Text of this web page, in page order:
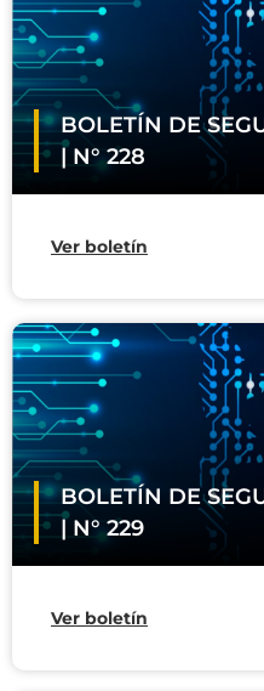
BOLETÍN DE
| N° 228
Ver boletín
BOLETÍN DE
| N° 229
Ver boletín